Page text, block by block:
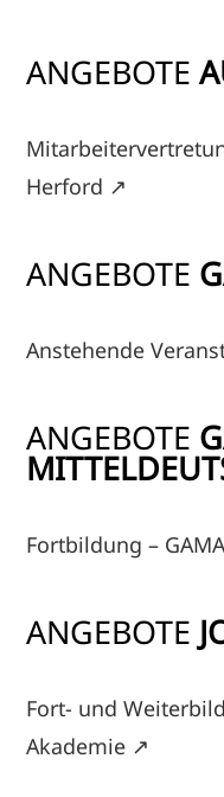
ANGEBOTE
Herford ↗
ANGEBOTE
Anstehende
ANGEBOTE
Fortbildung –
ANGEBOTE
Fort- und
Akademie ↗